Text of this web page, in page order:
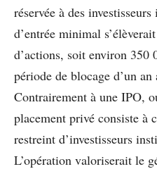
réservée à des
d’entrée minimal
d’actions, soit environ 350
période de blocage d’un an
Contrairement à une IPO,
placement privé consiste à
restreint d’investisseurs
L’opération valoriserait le